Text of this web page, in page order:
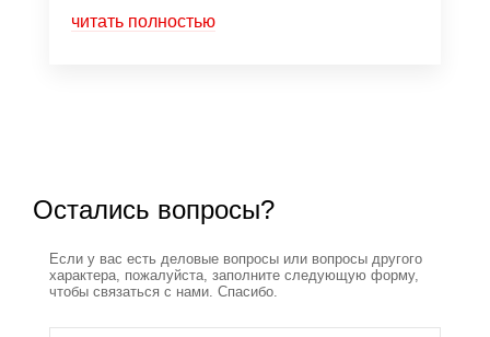
читать полностью
Остались вопросы?
Если у вас есть деловые вопросы или вопросы другого
характера, пожалуйста, заполните следующую форму,
чтобы связаться с нами. Спасибо.